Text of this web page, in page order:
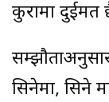
कुरामा
सिनेमा, सिने